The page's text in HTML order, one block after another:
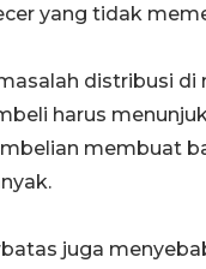
yang tidak
distribusi di
harus
membuat
juga